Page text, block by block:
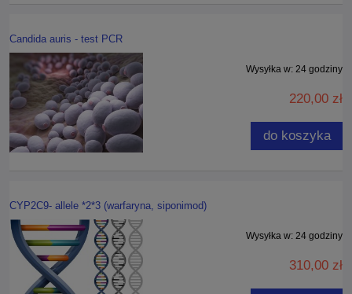
Candida auris - test PCR
Wysyłka w: 24 godziny
220,00 zł
do koszyka
CYP2C9- allele *2*3 (warfaryna, siponimod)
Wysyłka w: 24 godziny
310,00 zł